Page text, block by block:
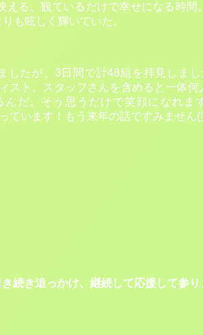
える。観ているだけで幸せになる時
も眩しく輝いていた。
したが、3日間で計48組を拝見しま
スト、スタッフさんを含めると一体
だ。そう思うだけで笑顔になれま
ています！もう来年の話ですみません
続き追っかけ、継続して応援して参り